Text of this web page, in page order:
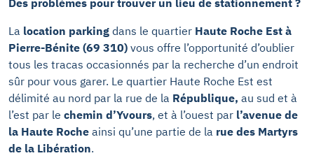
Des problèmes pour trouver un lieu de stationnement ?
La location parking dans le quartier Haute Roche Est à
Pierre-Bénite (69 310) vous offre l’opportunité d’oublier
tous les tracas occasionnés par la recherche d’un endroit
sûr pour vous garer. Le quartier Haute Roche Est est
délimité au nord par la rue de la République, au sud et à
l’est par le chemin d’Yvours, et à l’ouest par l’avenue de
la Haute Roche ainsi qu’une partie de la rue des Martyrs
de la Libération.